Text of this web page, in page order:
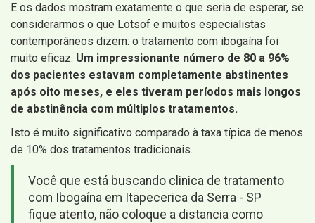
E os dados mostram exatamente o que seria de esperar, se
considerarmos o que Lotsof e muitos especialistas
contemporâneos dizem: o tratamento com ibogaína foi
muito eficaz. Um impressionante número de 80 a 96%
dos pacientes estavam completamente abstinentes
após oito meses, e eles tiveram períodos mais longos
de abstinência com múltiplos tratamentos.
Isto é muito significativo comparado à taxa típica de menos
de 10% dos tratamentos tradicionais.
Você que está buscando clinica de tratamento
com Ibogaína em Itapecerica da Serra - SP
fique atento, não coloque a distancia como